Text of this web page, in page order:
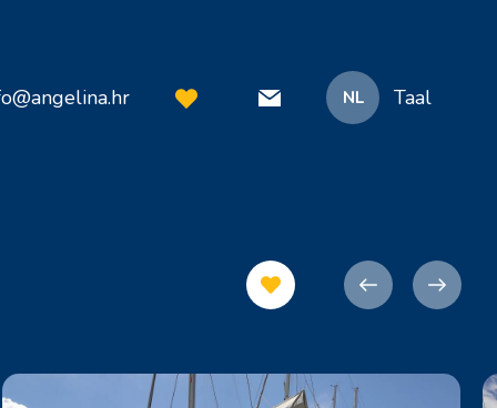
NL Taal